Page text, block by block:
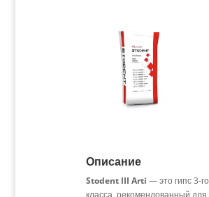
Описание
Stodent III Arti — это гипс 3-го
класса, рекомендованный для